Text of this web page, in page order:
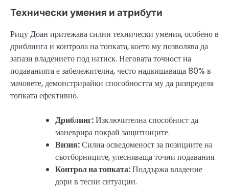
Технически умения и атрибути
Рицу Доан притежава силни технически умения, особено в
дриблинга и контрола на топката, което му позволява да
запази владението под натиск. Неговата точност на
подаванията е забележителна, често надвишаваща 80% в
мачовете, демонстрирайки способността му да разпределя
топката ефективно.
Дриблинг:Изключителна способност да
маневрира покрай защитниците.
Визия:Силна осведоменост за позициите на
съотборниците, улесняваща точни подавания.
Контрол на топката:Поддържа владение
дори в тесни ситуации.